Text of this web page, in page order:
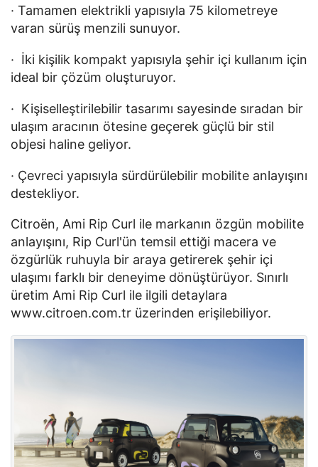
· Tamamen elektrikli yapısıyla 75 kilometreye
varan sürüş menzili sunuyor.
·  İki kişilik kompakt yapısıyla şehir içi kullanım için
ideal bir çözüm oluşturuyor.
·  Kişiselleştirilebilir tasarımı sayesinde sıradan bir
ulaşım aracının ötesine geçerek güçlü bir stil
objesi haline geliyor.
· Çevreci yapısıyla sürdürülebilir mobilite anlayışını
destekliyor.
Citroën, Ami Rip Curl ile markanın özgün mobilite
anlayışını, Rip Curl'ün temsil ettiği macera ve
özgürlük ruhuyla bir araya getirerek şehir içi
ulaşımı farklı bir deneyime dönüştürüyor. Sınırlı
www.citroen.com.tr üzerinden erişilebiliyor.